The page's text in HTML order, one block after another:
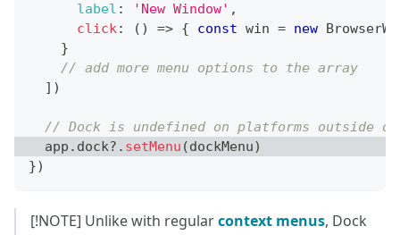
label : 'New Window' ,
click: ( ) => { const win = new
}
// add more menu options to the array
] )
// Dock is undefined on platforms outside of
  app
. dock?. setMenu (dockMenu)
})
[!NOTE] Unlike with regularcontext menus, Dock